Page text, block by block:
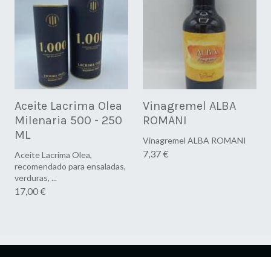
Aceite Lacrima Olea
Milenaria 500 - 250
ML
Aceite Lacrima Olea,
recomendado para ensaladas,
verduras, ...
17,00 €
Vinagremel ALBA
ROMANI
Vinagremel ALBA ROMANI
7,37 €